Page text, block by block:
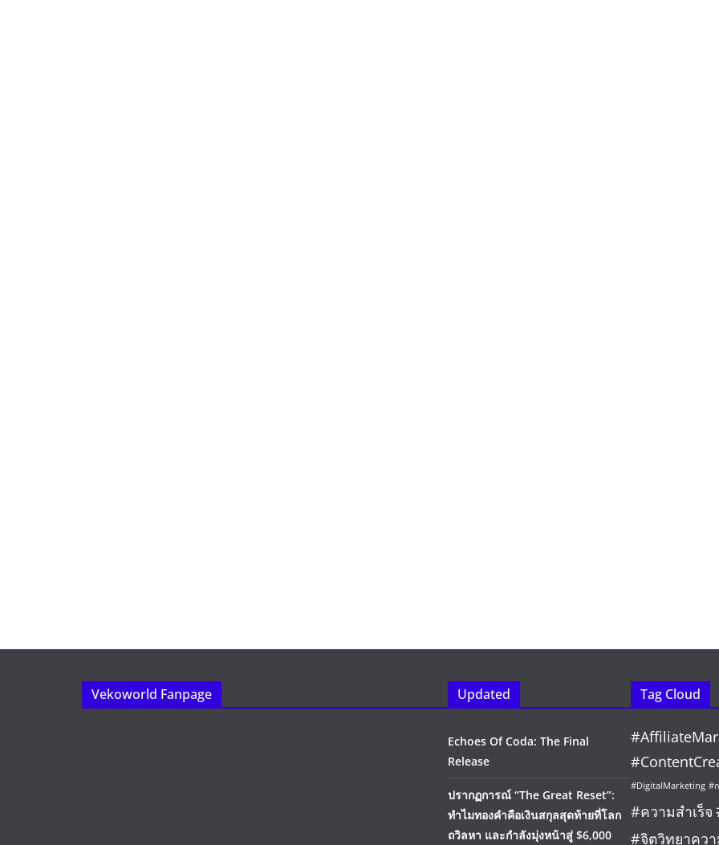
Vekoworld Fanpage Updated
Echoes Of Coda: The Final
Release
ปรากฏการณ์ “The Great Reset”:
ทำไมทองคำคือเงินสกุลสุดท้ายที่โลก
ถวิลหา และกำลังมุ่งหน้าสู่ $6,000
Tag Cloud
#DigitalMarketing #
#ความสำเร็จ
#จิตวิทยาควา